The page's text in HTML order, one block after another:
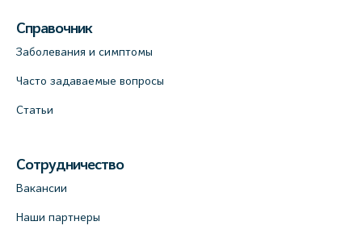
Справочник
Заболевания и симптомы
Часто задаваемые вопросы
Статьи
Сотрудничество
Вакансии
Наши партнеры